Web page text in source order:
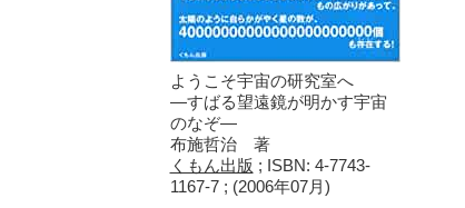
ようこそ宇宙の研究室へ
—すばる望遠鏡が明かす宇宙
のなぞ—
布施哲治 著
くもん出版 ; ISBN: 4-7743-
1167-7 ; (2006年07月)